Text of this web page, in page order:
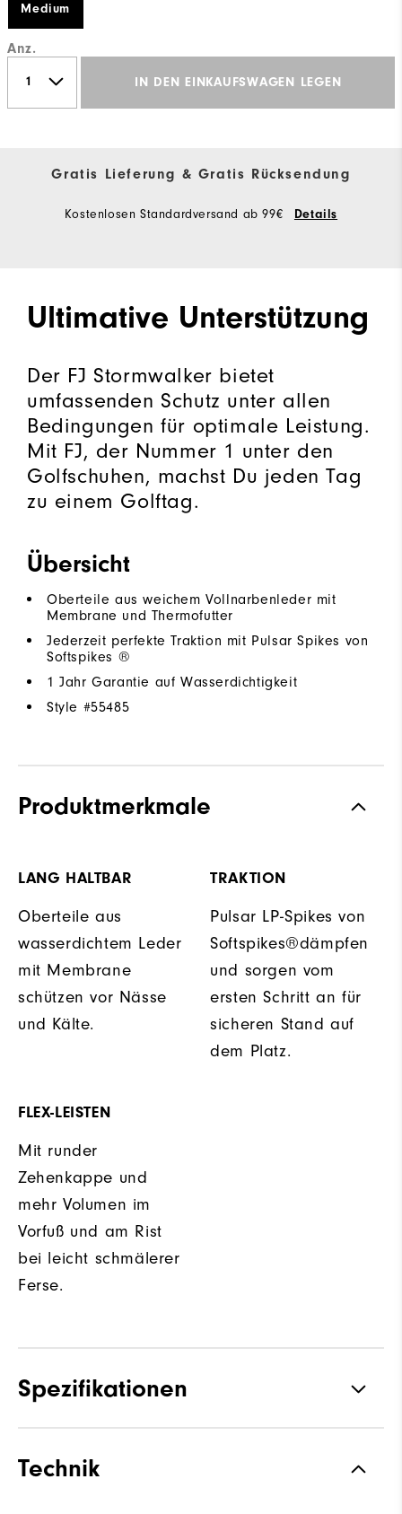
Medium
Anz.
IN DEN EINKAUFSWAGEN LEGEN
Gratis Lieferung & Gratis Rücksendung
Kostenlosen Standardversand ab 99€ Details
Ultimative Unterstützung
Der FJ Stormwalker bietet
umfassenden Schutz unter allen
Bedingungen für optimale Leistung.
Mit FJ, der Nummer 1 unter den
Golfschuhen, machst Du jeden Tag
zu einem Golftag.
Übersicht
Oberteile aus weichem Vollnarbenleder mit
Membrane und Thermofutter
Jederzeit perfekte Traktion mit Pulsar Spikes von
Softspikes ®
1 Jahr Garantie auf Wasserdichtigkeit
Style #55485
Produktmerkmale
LANG HALTBAR
Oberteile aus
wasserdichtem Leder
mit Membrane
schützen vor Nässe
und Kälte.
TRAKTION
Pulsar LP-Spikes von
Softspikes®dämpfen
und sorgen vom
ersten Schritt an für
sicheren Stand auf
dem Platz.
FLEX-LEISTEN
Mit runder
Zehenkappe und
mehr Volumen im
Vorfuß und am Rist
bei leicht schmälerer
Ferse.
Spezifikationen
Technik